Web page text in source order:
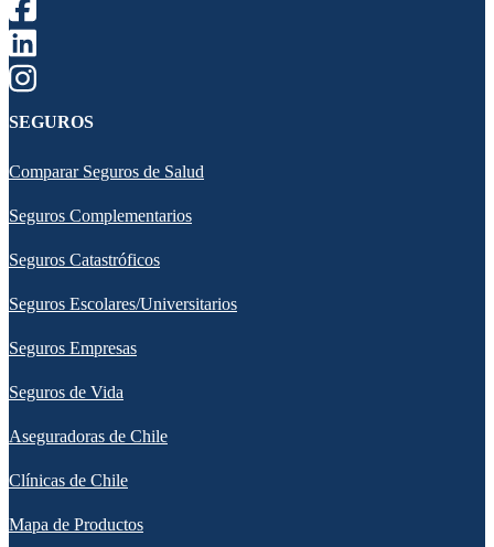
SEGUROS
Comparar Seguros de Salud
Seguros Complementarios
Seguros Catastróficos
Seguros Escolares/Universitarios
Seguros Empresas
Seguros de Vida
Aseguradoras de Chile
Clínicas de Chile
Mapa de Productos